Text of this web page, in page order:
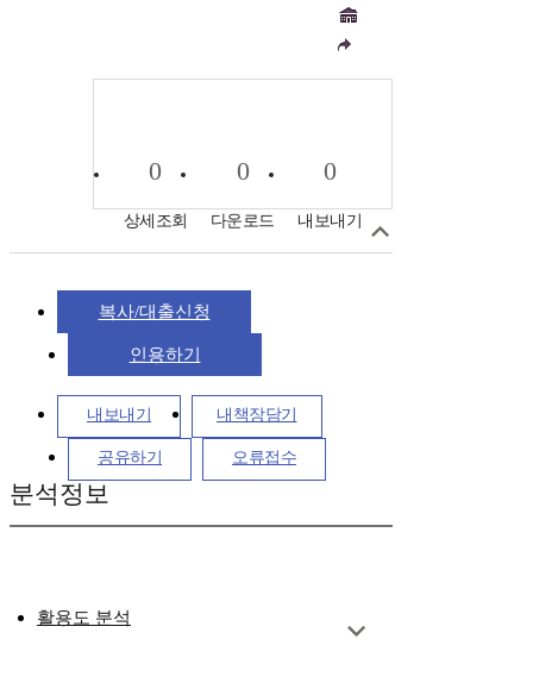
0
상세조회
0
다운로드
0
내보내기
복사/대출신청
인용하기
내보내기 내책장담기
공유하기 오류접수
분석정보
활용도 분석